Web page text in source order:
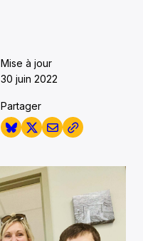
Mise à jour
30 juin 2022
Partager